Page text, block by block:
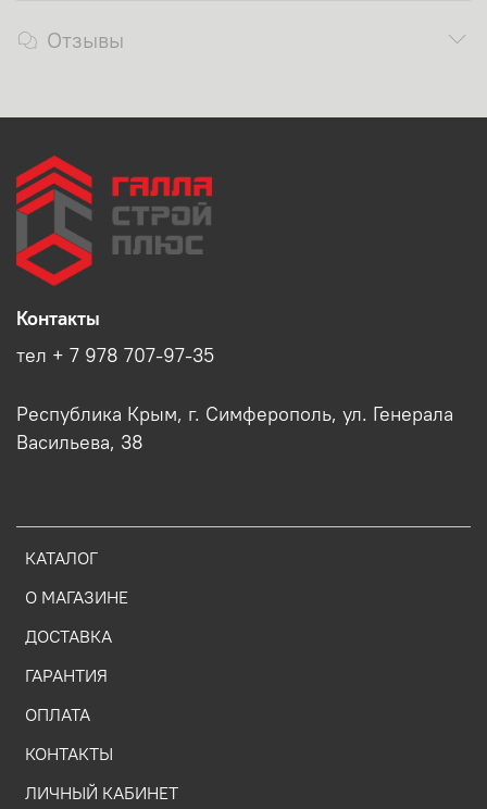
Отзывы
КАТАЛОГ
О МАГАЗИНЕ
ДОСТАВКА
ГАРАНТИЯ
ОПЛАТА
КОНТАКТЫ
ЛИЧНЫЙ КАБИНЕТ
Контакты
тел + 7 978 707-97-35
Республика Крым, г. Симферополь, ул. Генерала
Васильева, 38